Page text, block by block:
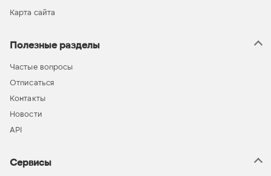
Карта сайта
Полезные разделы
Частые вопросы
Отписаться
Контакты
Новости
API
Сервисы